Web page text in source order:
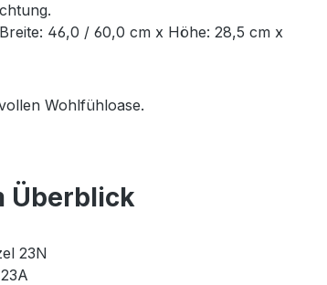
46,0 / 60,0 cm x Höhe: 28,5 cm x
Wohlfühloase.
Überblick
23N